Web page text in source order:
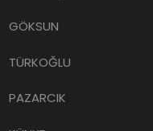
GÖKSUN
TÜRKOĞLU
PAZARCIK